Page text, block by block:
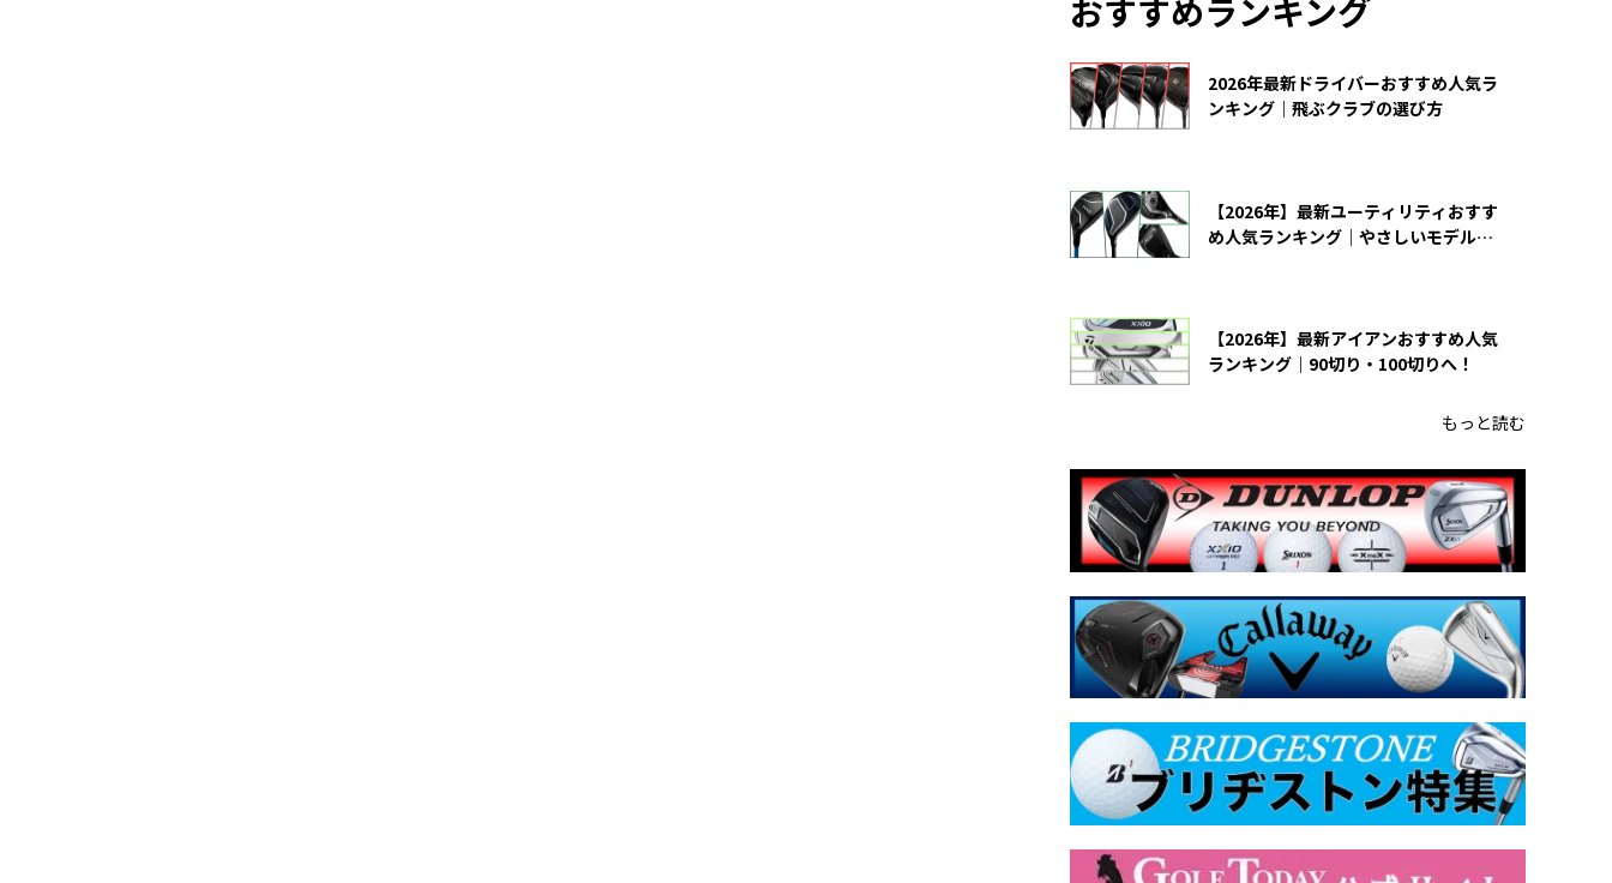
おすすめランキング
2026年最新ドライバーおすすめ人気ラ
ンキング｜飛ぶクラブの選び方
【2026年】最新ユーティリティおすす
め人気ランキング｜やさしいモデルの
【2026年】最新アイアンおすすめ人気
ランキング｜90切り・100切りへ！
もっと読む